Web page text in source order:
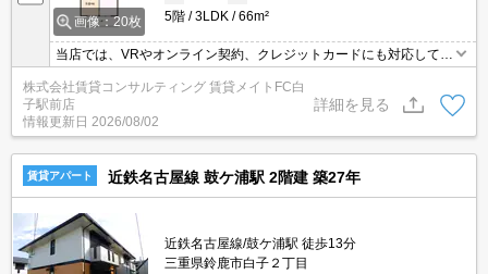
画像：20枚
5階
3LDK 66m²
当店では、VRやオンライン契約、クレジットカードにも対応してお
株式会社賃貸コンサルティング 賃貸メイトFC白
子駅前店
情報更新日 2026/08/02
詳細を見る
賃貸アパート 近鉄名古屋線 鼓ケ浦駅 2階建 築27年
近鉄名古屋線/鼓ケ浦駅 徒歩13分
三重県鈴鹿市白子２丁目